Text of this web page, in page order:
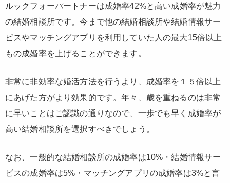
ルックフォーパートナーは成婚率42%と高い成婚率が魅力
の結婚相談所です。今まで他の結婚相談所や結婚情報サー
ビスやマッチングアプリを利用していた人の最大15倍以上
もの成婚率を上げることができます。
非常に非効率な婚活方法を行うより、成婚率を１５倍以上
にあげた方がより効果的です。年々、歳を重ねるのは非常
に早いことはご認識の通りなので、一歩でも早く成婚率が
高い結婚相談所を選択すべきでしょう。
なお、一般的な結婚相談所の成婚率は10%・結婚情報サー
ビスの成婚率は5%・マッチングアプリの成婚率は3%と言